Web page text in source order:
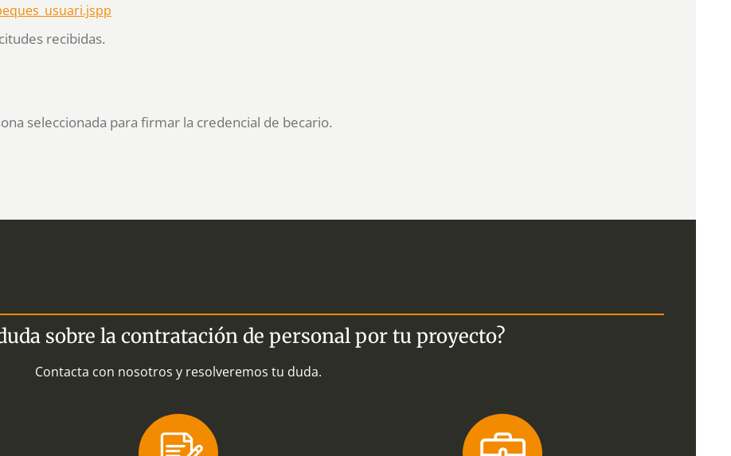
recibidas.
seleccionada para firmar la credencial de becario.
sobre la contratación de personal por tu proyecto?
Contacta con nosotros y resolveremos tu duda.